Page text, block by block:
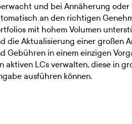
und bei Annäherung
an den richtigen
mit hohem Volumen
die Aktualisierung einer großen
Gebühren in einem einzigen
aktiven LCs verwalten, diese in
ausführen können.